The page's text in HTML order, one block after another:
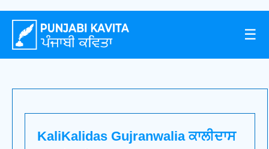
☰
KaliKalidas Gujranwalia ਕਾਲੀਦਾਸ